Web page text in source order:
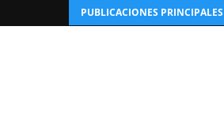
PUBLICACIONES PRINCIPALES